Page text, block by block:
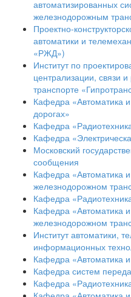
автоматизированных
железнодорожным
Проектно-
автоматики и
«РЖД»)
Институт по
централизации, связи
транспорте
Кафедра «Автоматика
дорогах»
Кафедра
Кафедра
Московский
сообщения
Кафедра «Автоматика
железнодорожном
Кафедра
Кафедра «Автоматика
железнодорожном
Институт автоматики,
информационных
Кафедра «Автоматика
Кафедра систем
Кафедра